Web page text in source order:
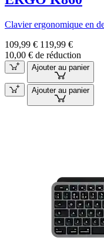
Clavier ergonomique en
109,99 € 119,99 €
10,00 € de réduction
Ajouter au panier
Ajouter au panier